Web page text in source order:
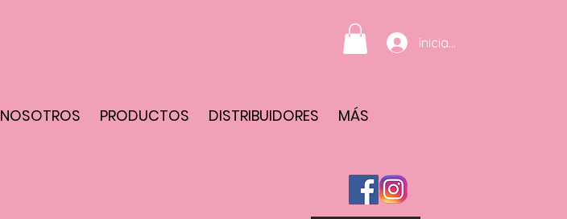
Iniciar sesión
NOSOTROS PRODUCTOS DISTRIBUIDORES MÁS